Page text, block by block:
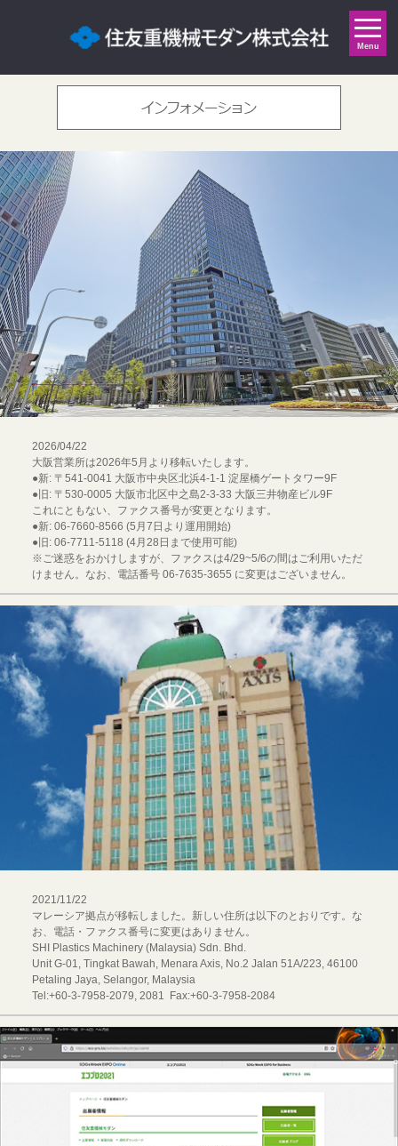
Menu
2026/04/22
大阪営業所は2026年5月より移転いたします。
●新: 〒541-0041 大阪市中央区北浜4-1-1 淀屋橋ゲートタワー9F
●旧: 〒530-0005 大阪市北区中之島2-3-33 大阪三井物産ビル9F
これにともない、ファクス番号が変更となります。
●新: 06-7660-8566 (5月7日より運用開始)
●旧: 06-7711-5118 (4月28日まで使用可能)
※ご迷惑をおかけしますが、ファクスは4/29~5/6の間はご利用いただ
けません。なお、電話番号 06-7635-3655 に変更はございません。
2021/11/22
マレーシア拠点が移転しました。新しい住所は以下のとおりです。な
お、電話・ファクス番号に変更はありません。
SHI Plastics Machinery (Malaysia) Sdn. Bhd.
Unit G-01, Tingkat Bawah, Menara Axis, No.2 Jalan 51A/223, 46100
Petaling Jaya, Selangor, Malaysia
Tel:+60-3-7958-2079, 2081 Fax:+60-3-7958-2084